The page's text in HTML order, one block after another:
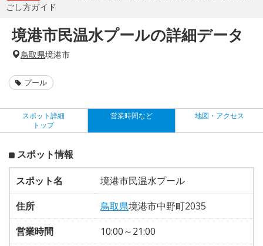
ごし方ガイド
境港市民温水プールの詳細データ
鳥取県境港市
プール
スポット詳細
トップ
営業時間など 地図・アクセス
スポット情報
スポット名
境港市民温水プール
住所
鳥取県境港市中野町2035
営業時間
10:00～21:00